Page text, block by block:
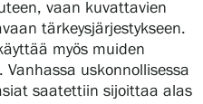
vaan kuvattavien
tärkeysjärjestykseen.
myös muiden
uskonnollisessa
saatettiin sijoittaa alas